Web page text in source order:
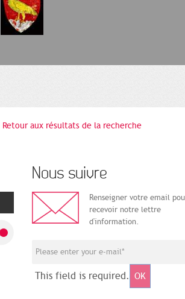
Retour aux résultats de la recherche
Nous suivre
Renseigner votre email
recevoir notre lettre
d'information.
This field is required. OK